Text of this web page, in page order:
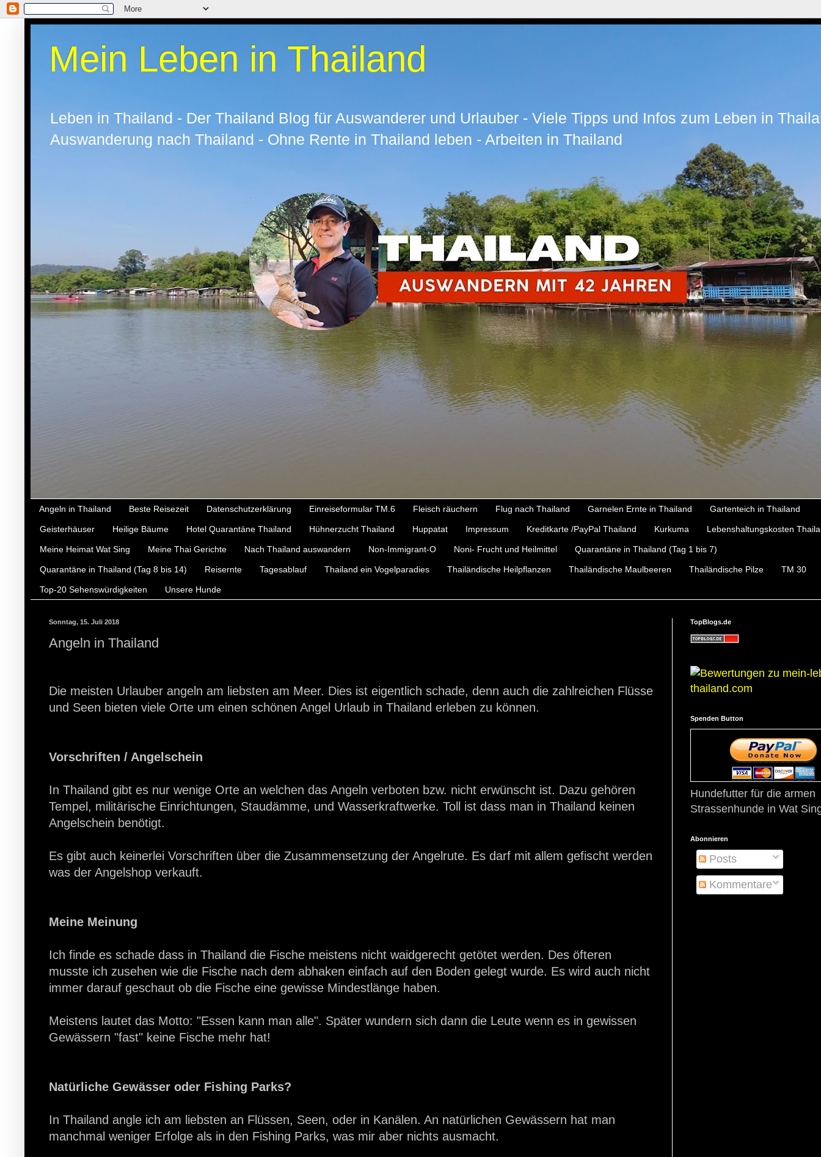
Mein Leben in Thailand
Leben in Thailand - Der Thailand Blog für Auswanderer und Urlauber - Viele Tipps und Infos zum Leben in
Auswanderung nach Thailand - Ohne Rente in Thailand leben - Arbeiten in Thailand
Angeln in Thailand Beste Reisezeit Datenschutzerklärung Einreiseformular TM.6 Fleisch räuchern Flug nach Thailand Garnelen Ernte in Thailand Gartenteich in Thailand
Geisterhäuser Heilige Bäume Hotel Quarantäne Thailand Hühnerzucht Thailand Huppatat Impressum Kreditkarte /PayPal Thailand Kurkuma Lebenshaltungskosten
Meine Heimat Wat Sing Meine Thai Gerichte Nach Thailand auswandern Non-Immigrant-O Noni- Frucht und Heilmittel Quarantäne in Thailand (Tag 1 bis 7)
Quarantäne in Thailand (Tag 8 bis 14) Reisernte Tagesablauf Thailand ein Vogelparadies Thailändische Heilpflanzen Thailändische Maulbeeren Thailändische Pilze TM 30
Top-20 Sehenswürdigkeiten Unsere Hunde
Sonntag, 15. Juli 2018
Angeln in Thailand
Die meisten Urlauber angeln am liebsten am Meer. Dies ist eigentlich schade, denn auch die zahlreichen Flüsse
und Seen bieten viele Orte um einen schönen Angel Urlaub in Thailand erleben zu können.
Vorschriften / Angelschein
In Thailand gibt es nur wenige Orte an welchen das Angeln verboten bzw. nicht erwünscht ist. Dazu gehören
Tempel, militärische Einrichtungen, Staudämme, und Wasserkraftwerke. Toll ist dass man in Thailand keinen
Angelschein benötigt.
Es gibt auch keinerlei Vorschriften über die Zusammensetzung der Angelrute. Es darf mit allem gefischt werden
was der Angelshop verkauft.
Meine Meinung
Ich finde es schade dass in Thailand die Fische meistens nicht waidgerecht getötet werden. Des öfteren
musste ich zusehen wie die Fische nach dem abhaken einfach auf den Boden gelegt wurde. Es wird auch nicht
immer darauf geschaut ob die Fische eine gewisse Mindestlänge haben.
Meistens lautet das Motto: "Essen kann man alle". Später wundern sich dann die Leute wenn es in gewissen
Gewässern "fast" keine Fische mehr hat!
Natürliche Gewässer oder Fishing Parks?
In Thailand angle ich am liebsten an Flüssen, Seen, oder in Kanälen. An natürlichen Gewässern hat man
manchmal weniger Erfolge als in den Fishing Parks, was mir aber nichts ausmacht.
TopBlogs.de
Spenden Button
Hundefutter für die armen
Strassenhunde in Wat
Abonnieren
Posts
Kommentare